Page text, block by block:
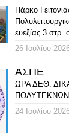
Πάρκο
ευεξίας 3 στρ.
26 Ιουλίου
ΑΣΠΕ
ΩΡΑ ΔΕΘ:
ΠΟΛΥΤΕΚΝΩΝ
24 Ιουλίου